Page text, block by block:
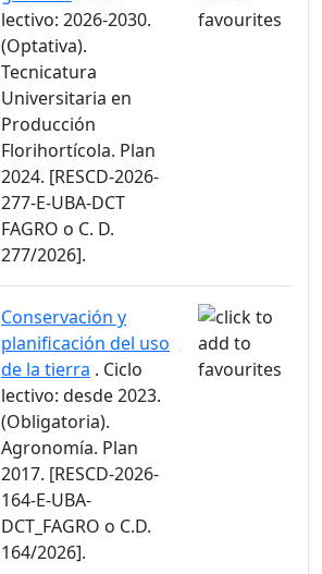
lectivo: 2026-2030.
(Optativa).
Tecnicatura
Universitaria en
Producción
Florihortícola. Plan
2024. [RESCD-2026-
277-E-UBA-DCT
FAGRO o C. D.
277/2026].
Conservación y
planificación del uso
de la tierra . Ciclo
lectivo: desde 2023.
(Obligatoria).
Agronomía. Plan
2017. [RESCD-2026-
164-E-UBA-
DCT_FAGRO o C.D.
164/2026].